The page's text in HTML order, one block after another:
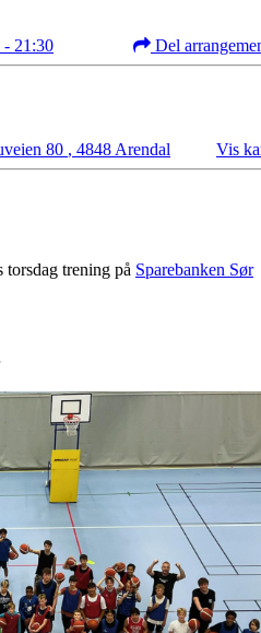
- 21:30 Del
80 , 4848 Arendal Vis
trening på Sparebanken Sør